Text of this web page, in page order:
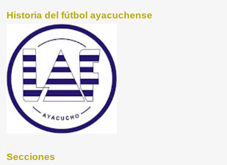
Historia del fútbol ayacuchense
Secciones